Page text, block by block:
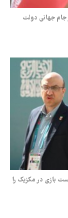
جام جهانی دولت
بازی در مکزیک را